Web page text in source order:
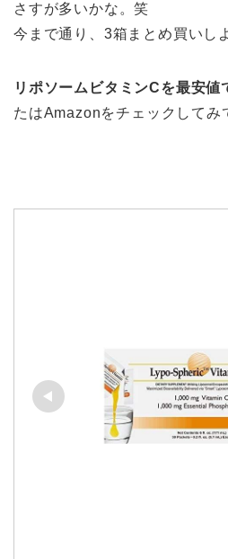
さすが多いかな。笑
今まで通り、3箱まとめ買いし
リポソームビタミンCを最安値
たはAmazonをチェックしてみ